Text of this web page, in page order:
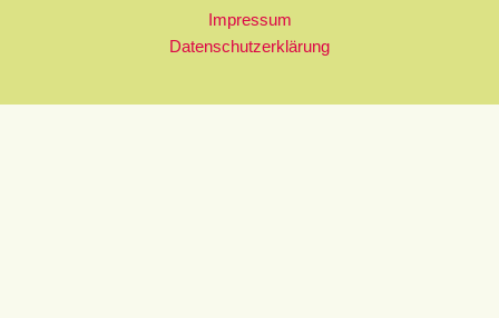
Impressum
Datenschutzerklärung